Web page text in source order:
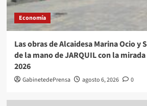
Economía
Las obras de Alcaidesa Marina Ocio y
de la mano de JARQUIL con la
2026
GabinetedePrensa agosto 6, 2026 0